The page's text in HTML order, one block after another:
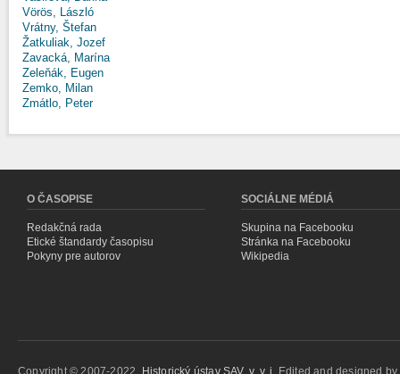
Vörös, László
Vrátny, Štefan
Žatkuliak, Jozef
Zavacká, Marína
Zeleňák, Eugen
Zemko, Milan
Zmátlo, Peter
O ČASOPISE
Redakčná rada
Etické štandardy časopisu
Pokyny pre autorov
SOCIÁLNE MÉDIÁ
Skupina na Facebooku
Stránka na Facebooku
Wikipedia